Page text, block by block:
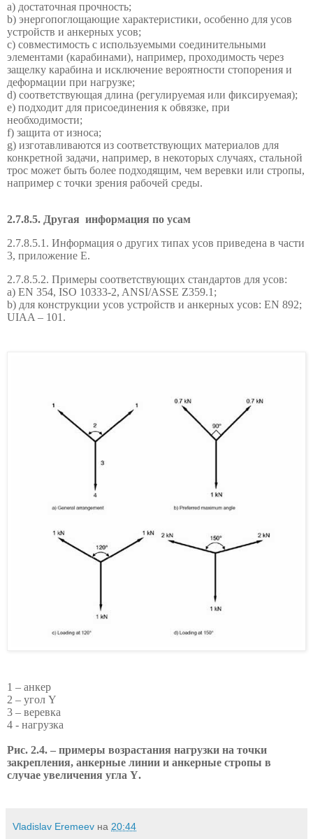
а) достаточная прочность;
b) энергопоглощающие характеристики, особенно для усов
устройств и анкерных усов;
с) совместимость с используемыми соединительными
элементами (карабинами), например, проходимость через
защелку карабина и исключение вероятности стопорения и
деформации при нагрузке;
d) соответствующая длина (регулируемая или фиксируемая);
е) подходит для присоединения к обвязке, при
необходимости;
f) защита от износа;
g) изготавливаются из соответствующих материалов для
конкретной задачи, например, в некоторых случаях, стальной
трос может быть более подходящим, чем веревки или стропы,
например с точки зрения рабочей среды.
2.7.8.5. Другая информация по усам
2.7.8.5.1. Информация о других типах усов приведена в части
3, приложение Е.
2.7.8.5.2. Примеры соответствующих стандартов для усов:
а) EN 354, ISO 10333-2, ANSI/ASSE Z359.1;
b) для конструкции усов устройств и анкерных усов: EN 892;
UIAA – 101.
1 – анкер
2 – угол Y
3 – веревка
4 - нагрузка
Рис. 2.4. – примеры возрастания нагрузки на точки
закрепления, анкерные линии и анкерные стропы в
случае увеличения угла Y.
Vladislav Eremeev на 20:44